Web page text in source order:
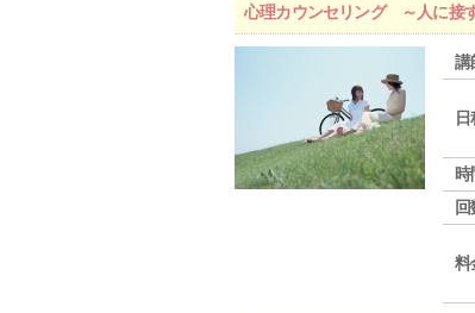
心理カウンセリング ～人に接
講
日
時
回
料